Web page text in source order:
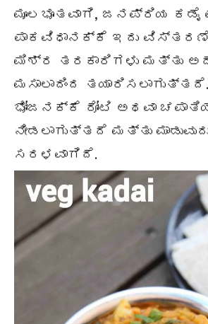
ಮೂಲಭೂತವಾಗಿ, ಜನಪ್ರಿಯ ಕಡೈ
ಪಾಕವಿಧಾನಕ್ಕೆ ಇದು
ಮಿಶ್ರ ತರಕಾರಿಗಳು ಮತ್ತು
ಮಸಾಲಾದಿಂದ
ಭೋಜನಕ್ಕೆ ರೋಟಿ ಅಥವಾ
ನೀಡಲಾಗುತ್ತದೆ ಮತ್ತು
ಸರಳವಾಗಿದೆ.